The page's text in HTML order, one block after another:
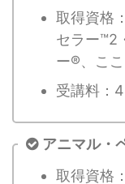
取得資格
セラー™2
ー®、こ
受講料：
アニマル・
取得資格